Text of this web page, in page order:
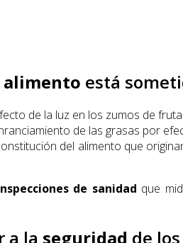
alimento está
de la luz en los zumos de
de las grasas por
del alimento que
de sanidad que
a la seguridad de los